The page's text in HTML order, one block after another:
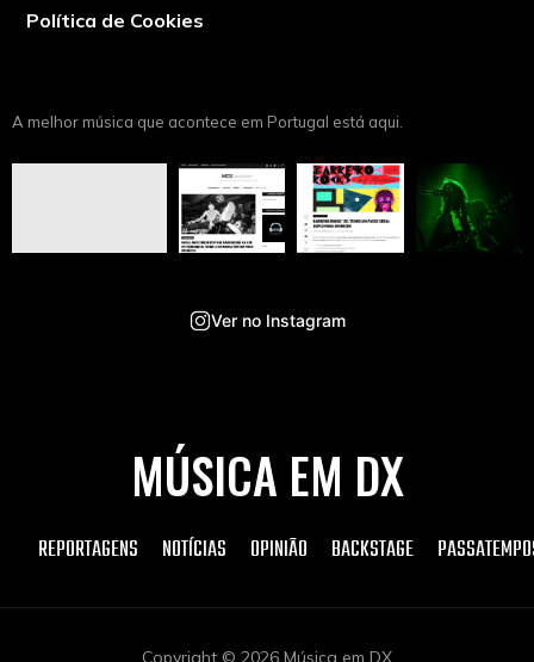
Política de Cookies
A melhor música que acontece em Portugal está aqui.
Ver no Instagram
MÚSICA EM DX
REPORTAGENS NOTÍCIAS OPINIÃO BACKSTAGE
Copyright © 2026 Música em DX